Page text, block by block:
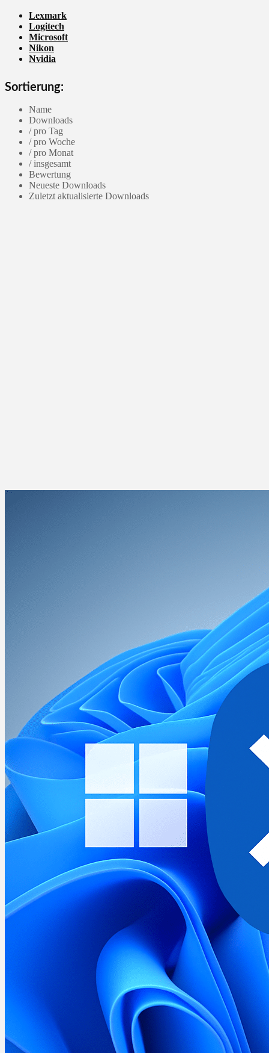
Lexmark
Logitech
Microsoft
Nikon
Nvidia
Sortierung:
Name
Downloads
/ pro Tag
/ pro Woche
/ pro Monat
/ insgesamt
Bewertung
Neueste Downloads
Zuletzt aktualisierte Downloads